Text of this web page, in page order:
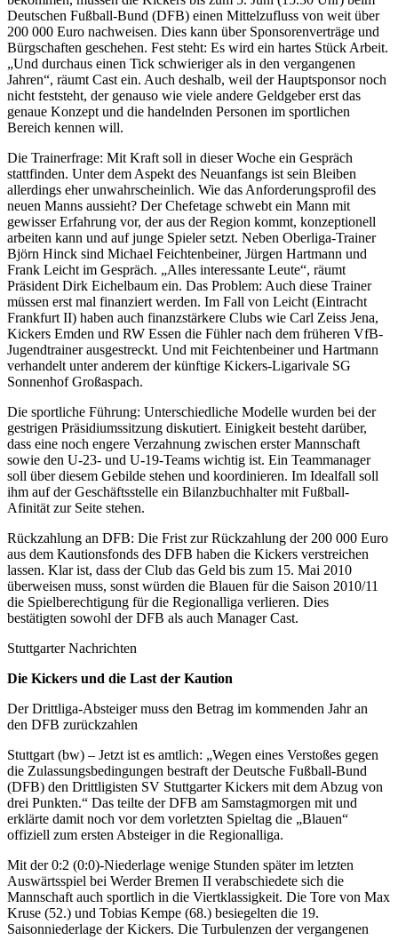
Deutschen Fußball-Bund (DFB) einen Mittelzufluss von weit über
200 000 Euro nachweisen. Dies kann über Sponsorenverträge und
Bürgschaften geschehen. Fest steht: Es wird ein hartes Stück Arbeit.
„Und durchaus einen Tick schwieriger als in den vergangenen
Jahren“, räumt Cast ein. Auch deshalb, weil der Hauptsponsor noch
nicht feststeht, der genauso wie viele andere Geldgeber erst das
genaue Konzept und die handelnden Personen im sportlichen
Bereich kennen will.
Die Trainerfrage: Mit Kraft soll in dieser Woche ein Gespräch
stattfinden. Unter dem Aspekt des Neuanfangs ist sein Bleiben
allerdings eher unwahrscheinlich. Wie das Anforderungsprofil des
neuen Manns aussieht? Der Chefetage schwebt ein Mann mit
gewisser Erfahrung vor, der aus der Region kommt, konzeptionell
arbeiten kann und auf junge Spieler setzt. Neben Oberliga-Trainer
Björn Hinck sind Michael Feichtenbeiner, Jürgen Hartmann und
Frank Leicht im Gespräch. „Alles interessante Leute“, räumt
Präsident Dirk Eichelbaum ein. Das Problem: Auch diese Trainer
müssen erst mal finanziert werden. Im Fall von Leicht (Eintracht
Frankfurt II) haben auch finanzstärkere Clubs wie Carl Zeiss Jena,
Kickers Emden und RW Essen die Fühler nach dem früheren VfB-
Jugendtrainer ausgestreckt. Und mit Feichtenbeiner und Hartmann
verhandelt unter anderem der künftige Kickers-Ligarivale SG
Sonnenhof Großaspach.
Die sportliche Führung: Unterschiedliche Modelle wurden bei der
gestrigen Präsidiumssitzung diskutiert. Einigkeit besteht darüber,
dass eine noch engere Verzahnung zwischen erster Mannschaft
sowie den U-23- und U-19-Teams wichtig ist. Ein Teammanager
soll über diesem Gebilde stehen und koordinieren. Im Idealfall soll
ihm auf der Geschäftsstelle ein Bilanzbuchhalter mit Fußball-
Afinität zur Seite stehen.
Rückzahlung an DFB: Die Frist zur Rückzahlung der 200 000 Euro
aus dem Kautionsfonds des DFB haben die Kickers verstreichen
lassen. Klar ist, dass der Club das Geld bis zum 15. Mai 2010
überweisen muss, sonst würden die Blauen für die Saison 2010/11
die Spielberechtigung für die Regionalliga verlieren. Dies
bestätigten sowohl der DFB als auch Manager Cast.
Stuttgarter Nachrichten
Die Kickers und die Last der Kaution
Der Drittliga-Absteiger muss den Betrag im kommenden Jahr an
den DFB zurückzahlen
Stuttgart (bw) – Jetzt ist es amtlich: „Wegen eines Verstoßes gegen
die Zulassungsbedingungen bestraft der Deutsche Fußball-Bund
(DFB) den Drittligisten SV Stuttgarter Kickers mit dem Abzug von
drei Punkten.“ Das teilte der DFB am Samstagmorgen mit und
erklärte damit noch vor dem vorletzten Spieltag die „Blauen“
offiziell zum ersten Absteiger in die Regionalliga.
Mit der 0:2 (0:0)-Niederlage wenige Stunden später im letzten
Auswärtsspiel bei Werder Bremen II verabschiedete sich die
Mannschaft auch sportlich in die Viertklassigkeit. Die Tore von Max
Kruse (52.) und Tobias Kempe (68.) besiegelten die 19.
Saisonniederlage der Kickers. Die Turbulenzen der vergangenen